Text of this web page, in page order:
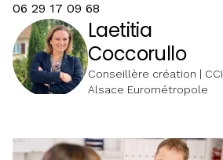
06 29 17 09 68
Laetitia
Coccorullo
Conseillère création | CCI
Alsace Eurométropole